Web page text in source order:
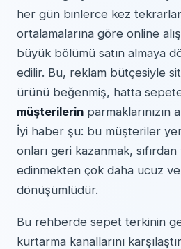
her gün binlerce kez
ortalamalarına göre online
büyük bölümü satın almaya
edilir. Bu, reklam bütçesiyle
ürünü beğenmiş, hatta
müşterilerin parmaklarınızın
İyi haber şu: bu müşteriler
onları geri kazanmak,
edinmekten çok daha ucuz
dönüşümlüdür.
Bu rehberde sepet terkinin
kurtarma kanallarını